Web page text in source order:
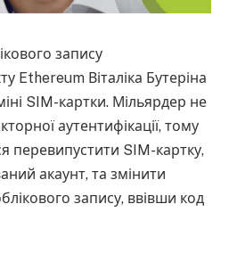
запису
Ethereum Віталіка Бутеріна
SIM-картки. Мільярдер не
аутентифікації, тому
перевипустити SIM-картку,
акаунт, та змінити
запису, ввівши код